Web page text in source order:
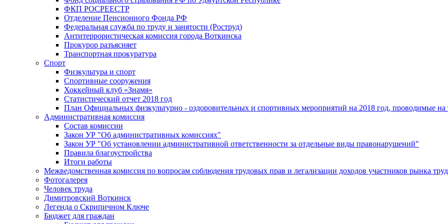
ФКП РОСРЕЕСТР
Отделение Пенсионного Фонда РФ
Федеральная служба по труду и занятости (Роструд)
Антитеррористическая комиссия города Воткинска
Прокурор разъясняет
Транспортная прокуратура
Спорт
Физкультура и спорт
Спортивные сооружения
Хоккейный клуб «Знамя»
Статистический отчет 2018 год
План Официальных физкультурно - оздоровительных и спортивных мероприятий на 2018 год, проводимые
Административная комиссия
Состав комиссии
Закон УР "Об административных комиссиях"
Закон УР "Об установлении административной ответственности за отдельные виды правонарушений"
Правила благоустройства
Итоги работы
Межведомственная комиссия по вопросам соблюдения трудовых прав и легализации доходов участников рынка
Фотогалерея
Человек труда
Димитровский Воткинск
Легенда о Скрипичном Ключе
Бюджет для граждан